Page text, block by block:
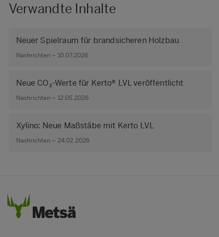
Verwandte Inhalte
Neuer Spielraum für brandsicheren Holzbau
Nachrichten – 10.07.2026
Neue CO₂-Werte für Kerto® LVL veröffentlicht
Nachrichten – 12.05.2026
Xylino: Neue Maßstäbe mit Kerto LVL
Nachrichten – 24.02.2026